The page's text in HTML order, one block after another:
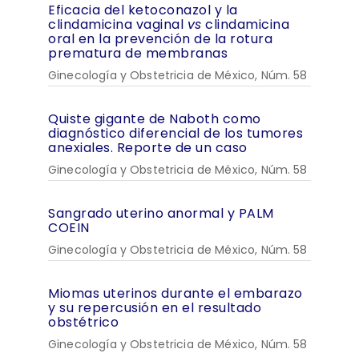
Eficacia del ketoconazol y la
clindamicina vaginal vs clindamicina
oral en la prevención de la rotura
prematura de membranas
Ginecología y Obstetricia de México, Núm. 58
Quiste gigante de Naboth como
diagnóstico diferencial de los tumores
anexiales. Reporte de un caso
Ginecología y Obstetricia de México, Núm. 58
Sangrado uterino anormal y PALM
COEIN
Ginecología y Obstetricia de México, Núm. 58
Miomas uterinos durante el embarazo
y su repercusión en el resultado
obstétrico
Ginecología y Obstetricia de México, Núm. 58